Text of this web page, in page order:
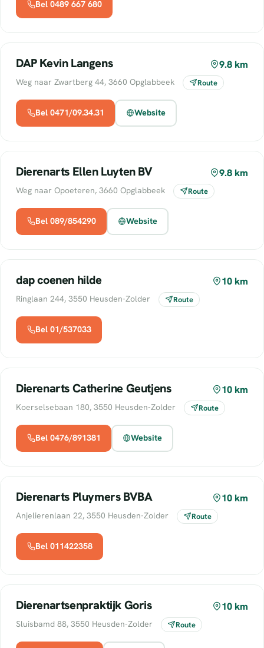
Bel 0489 667 680
DAP Kevin Langens 9.8 km
Weg naar Zwartberg 44, 3660 Opglabbeek Route
Bel 0471/09.34.31 Website
Dierenarts Ellen Luyten BV 9.8 km
Weg naar Opoeteren, 3660 Opglabbeek Route
Bel 089/854290 Website
dap coenen hilde 10 km
Ringlaan 244, 3550 Heusden-Zolder Route
Bel 01/537033
Dierenarts Catherine Geutjens 10 km
Koerselsebaan 180, 3550 Heusden-Zolder Route
Bel 0476/891381 Website
Dierenarts Pluymers BVBA 10 km
Anjelierenlaan 22, 3550 Heusden-Zolder Route
Bel 011422358
Dierenartsenpraktijk Goris 10 km
Sluisbamd 88, 3550 Heusden-Zolder Route